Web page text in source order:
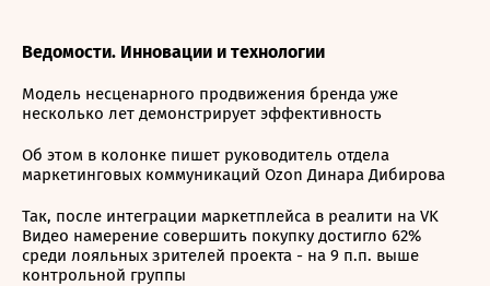
Ведомости. Инновации и технологии
Модель несценарного продвижения бренда уже
несколько лет демонстрирует эффективность
Об этом в колонке пишет руководитель отдела
маркетинговых коммуникаций Ozon Динара Дибирова
Так, после интеграции маркетплейса в реалити на VK
Видео намерение совершить покупку достигло 62%
среди лояльных зрителей проекта - на 9 п.п. выше
контрольной группы